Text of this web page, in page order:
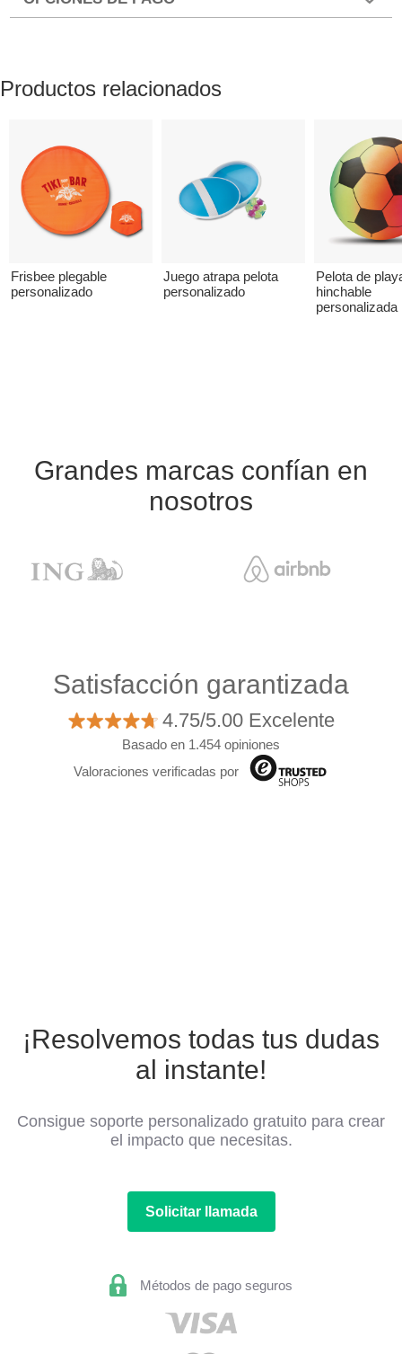
Productos relacionados
Frisbee plegable
personalizado
Juego atrapa pelota
personalizado
Pelota de
hinchable
personalizada
Grandes marcas confían en
nosotros
Satisfacción garantizada
4.75/5.00 Excelente
Basado en 1.454 opiniones
Valoraciones verificadas por
¡Resolvemos todas tus dudas
al instante!
Consigue soporte personalizado gratuito para crear
el impacto que necesitas.
Solicitar llamada
Métodos de pago seguros